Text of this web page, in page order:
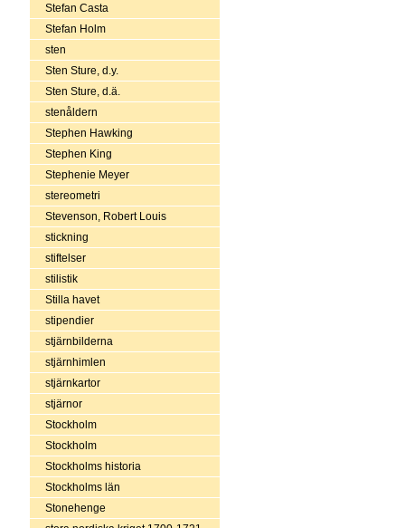
Stefan Casta
Stefan Holm
sten
Sten Sture, d.y.
Sten Sture, d.ä.
stenåldern
Stephen Hawking
Stephen King
Stephenie Meyer
stereometri
Stevenson, Robert Louis
stickning
stiftelser
stilistik
Stilla havet
stipendier
stjärnbilderna
stjärnhimlen
stjärnkartor
stjärnor
Stockholm
Stockholm
Stockholms historia
Stockholms län
Stonehenge